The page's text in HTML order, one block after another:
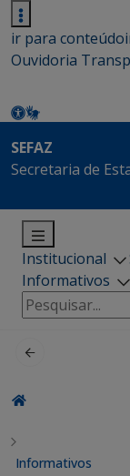
ir para conteúdo
Ouvidoria
SEFAZ
Secretaria de
Institucional
Informativos
Pesquisar
por:
Informativos